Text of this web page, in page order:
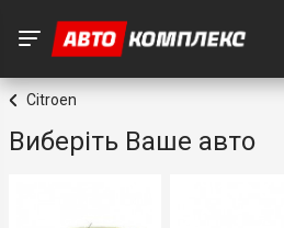
Citroen
Виберіть Ваше авто